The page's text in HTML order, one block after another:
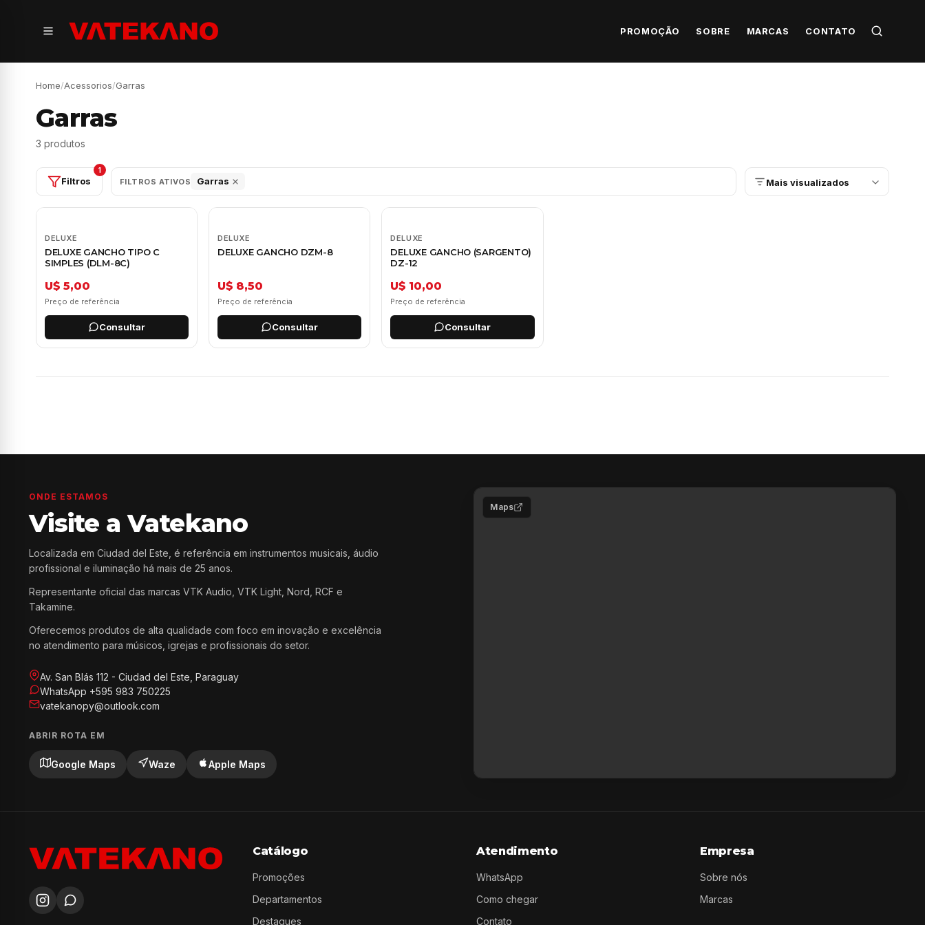
PROMOÇÃO SOBRE MARCAS CONTATO
Home/Acessorios/Garras
Garras
3 produtos
Filtros
1
FILTROS ATIVOS Garras Mais visualizados
DELUXE
DELUXE GANCHO TIPO C
SIMPLES (DLM-8C)
U$ 5,00
Preço de referência
Consultar
DELUXE
DELUXE GANCHO DZM-8
U$ 8,50
Preço de referência
Consultar
DELUXE
DELUXE GANCHO (SARGENTO)
DZ-12
U$ 10,00
Preço de referência
Consultar
ONDE ESTAMOS
Visite a Vatekano
Localizada em Ciudad del Este, é referência em instrumentos musicais, áudio
profissional e iluminação há mais de 25 anos.
Representante oficial das marcas VTK Audio, VTK Light, Nord, RCF e
Takamine.
Oferecemos produtos de alta qualidade com foco em inovação e excelência
no atendimento para músicos, igrejas e profissionais do setor.
Av. San Blás 112 - Ciudad del Este, Paraguay
WhatsApp +595 983 750225
vatekanopy@outlook.com
ABRIR ROTA EM
Google Maps Waze Apple Maps
Maps
Catálogo
Promoções
Departamentos
Destaques
Atendimento
WhatsApp
Como chegar
Contato
Empresa
Sobre nós
Marcas